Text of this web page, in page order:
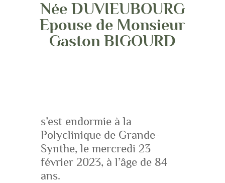
Née DUVIEUBOURG
Epouse de Monsieur
Gaston BIGOURD
s’est endormie à la
Polyclinique de Grande-
Synthe, le mercredi 23
février 2023, à l’âge de 84
ans.